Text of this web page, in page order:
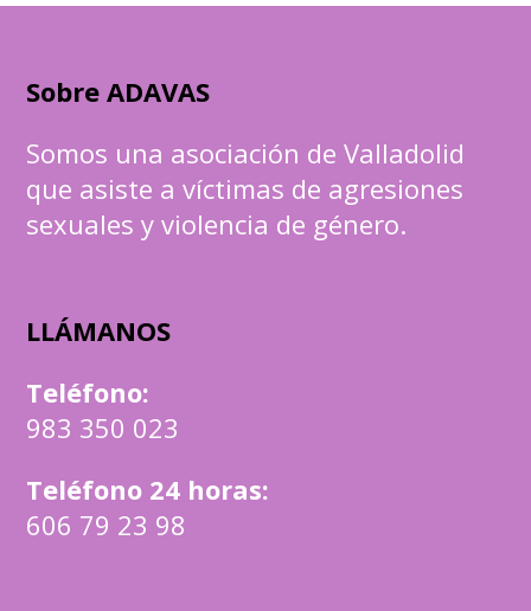
Sobre ADAVAS
Somos una asociación de Valladolid
que asiste a víctimas de agresiones
sexuales y violencia de género.
LLÁMANOS
Teléfono:
983 350 023
Teléfono 24 horas:
606 79 23 98